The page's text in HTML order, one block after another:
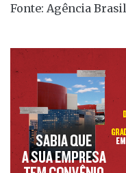
Fonte: Agência Brasil